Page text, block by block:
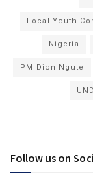
Local Youth
Nigeria
PM Dion Ngute
Follow us on